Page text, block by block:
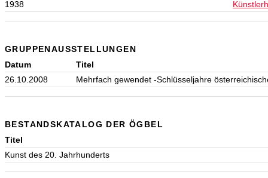
1938
GRUPPENAUSSTELLUNGEN
Datum
Titel
26.10.2008
Mehrfach gewendet -Schlüsseljahre
BESTANDSKATALOG DER ÖGBEL
Titel
Kunst des 20. Jahrhunderts